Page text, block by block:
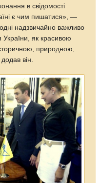
в свідомості
є чим пишатися», —
надзвичайно важливо
України, як красивою
природною,
він.